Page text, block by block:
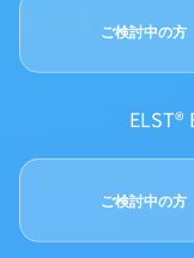
ご検討中の方
ご検討中の方